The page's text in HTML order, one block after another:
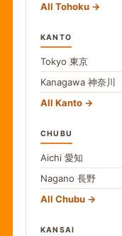
All Tohoku
KANTO
Tokyo 東京
Kanagawa 神奈川
All Kanto
CHUBU
Aichi 愛知
Nagano 長野
All Chubu
KANSAI